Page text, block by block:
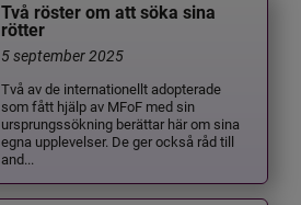
Två röster om att söka sina
rötter
5 september 2025
Två av de internationellt adopterade
som fått hjälp av MFoF med sin
ursprungssökning berättar här om sina
egna upplevelser. De ger också råd till
and...